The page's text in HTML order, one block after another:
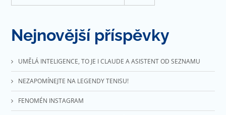
Nejnovější příspěvky
UMĚLÁ INTELIGENCE, TO JE I CLAUDE A ASISTENT OD SEZNAMU
NEZAPOMÍNEJTE NA LEGENDY TENISU!
FENOMÉN INSTAGRAM